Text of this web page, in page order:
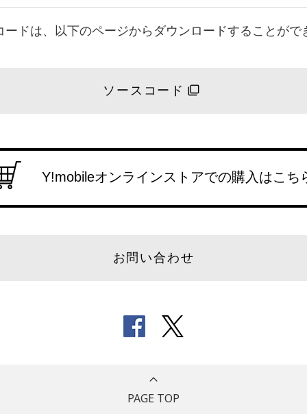
ードは、以下のページからダウンロードすることがで
ソースコード
Y!mobileオンラインストアでの購入はこち
お問い合わせ
PAGE TOP